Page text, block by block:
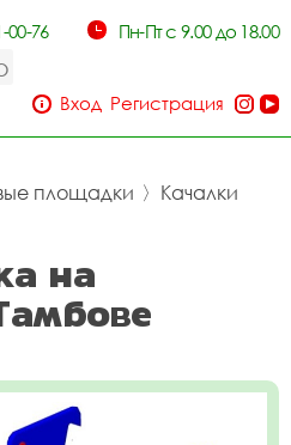
00-76 Пн-Пт с 9.00 до 18.00
Вход Регистрация
площадки 〉 Качалки
на